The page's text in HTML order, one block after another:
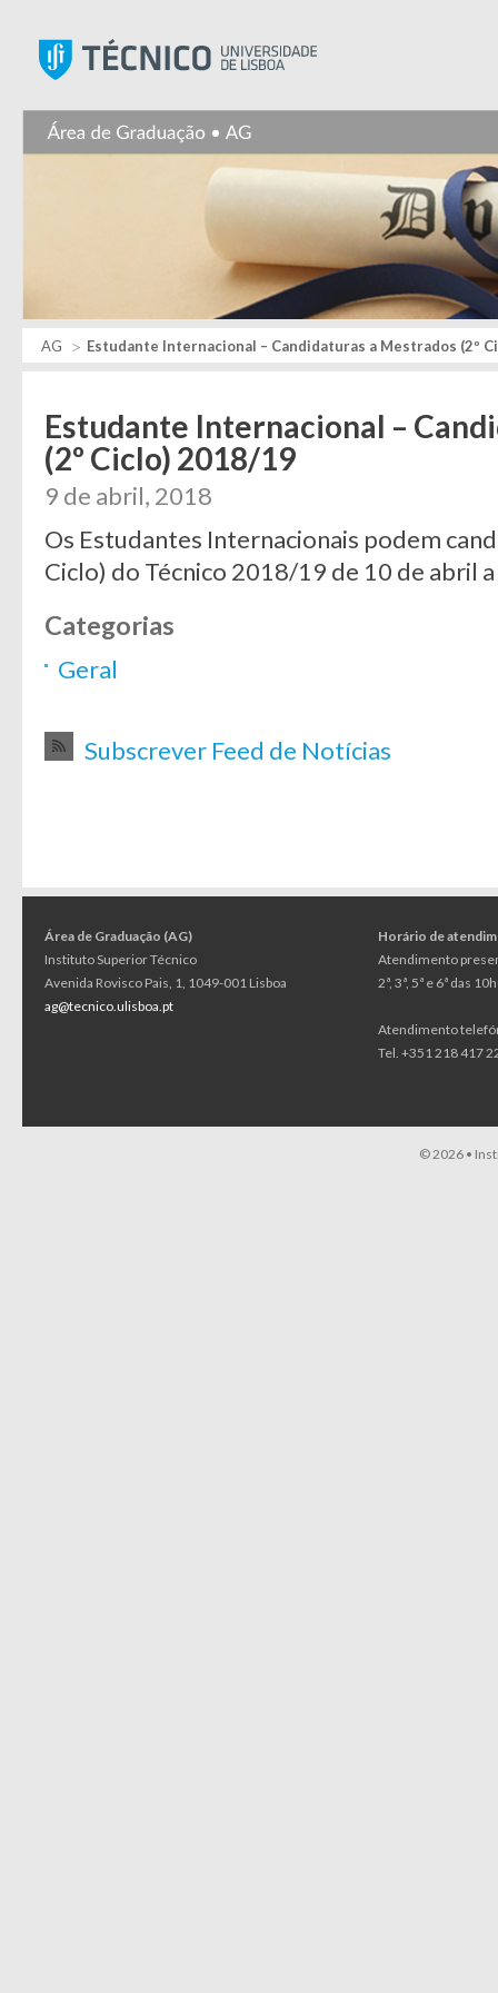
AG Estudante Internacional – Candidaturas a Mestrados (2º
Estudante Internacional –
(2º Ciclo) 2018/19
9 de abril, 2018
Os Estudantes Internacionais podem
Ciclo) do Técnico 2018/19 de 10 de abril
Categorias
Geral
Subscrever Feed de Notícias
Área de Graduação (AG)
Instituto Superior Técnico
Avenida Rovisco Pais, 1, 1049-001 Lisboa
ag@tecnico.ulisboa.pt
Horário de
Atendimento
2ª, 3ª, 5ª e 6ª das
Atendimento
Tel. +351 218 417
© 2026 •